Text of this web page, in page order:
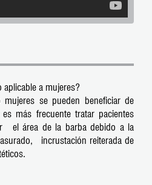
aplicable a mujeres?
mujeres se pueden beneficiar de
más frecuente tratar pacientes
el área de la barba debido a la
incrustación reiterada de